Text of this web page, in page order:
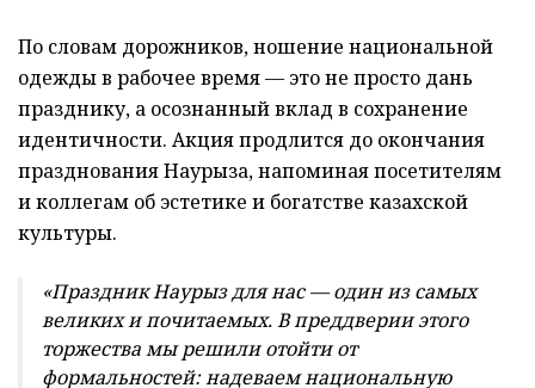
По словам дорожников, ношение национальной
одежды в рабочее время — это не просто дань
празднику, а осознанный вклад в сохранение
идентичности. Акция продлится до окончания
празднования Наурыза, напоминая посетителям
и коллегам об эстетике и богатстве казахской
культуры.
«Праздник Наурыз для нас — один из самых
великих и почитаемых. В преддверии этого
торжества мы решили отойти от
формальностей: надеваем национальную